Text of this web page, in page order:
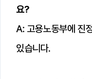
요?
A: 고용노동부에 진
있습니다.